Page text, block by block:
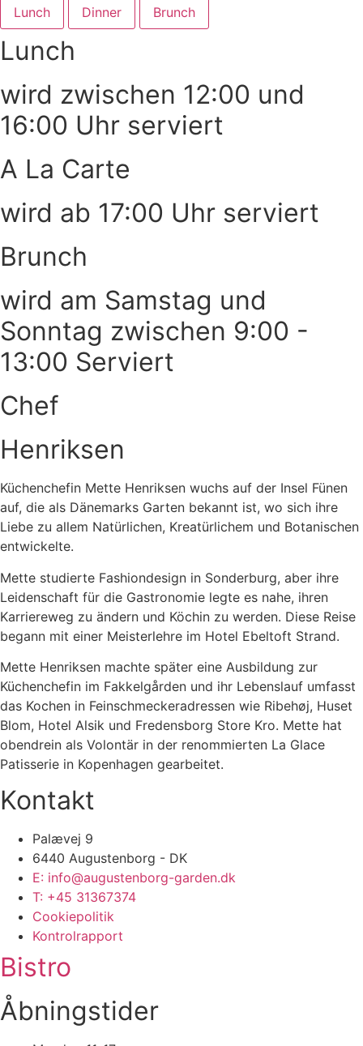
Lunch
Dinner Brunch
Lunch
wird zwischen 12:00 und
16:00 Uhr serviert
A La Carte
wird ab 17:00 Uhr serviert
Brunch
wird am Samstag und
Sonntag zwischen 9:00 -
13:00 Serviert
Chef
Henriksen
Küchenchefin Mette Henriksen wuchs auf der Insel Fünen
auf, die als Dänemarks Garten bekannt ist, wo sich ihre
Liebe zu allem Natürlichen, Kreatürlichem und Botanischen
entwickelte.
Mette studierte Fashiondesign in Sonderburg, aber ihre
Leidenschaft für die Gastronomie legte es nahe, ihren
Karriereweg zu ändern und Köchin zu werden. Diese Reise
begann mit einer Meisterlehre im Hotel Ebeltoft Strand.
Mette Henriksen machte später eine Ausbildung zur
Küchenchefin im Fakkelgården und ihr Lebenslauf umfasst
das Kochen in Feinschmeckeradressen wie Ribehøj, Huset
Blom, Hotel Alsik und Fredensborg Store Kro. Mette hat
obendrein als Volontär in der renommierten La Glace
Patisserie in Kopenhagen gearbeitet.
Kontakt
Palævej 9
6440 Augustenborg - DK
E: info@augustenborg-garden.dk
T: +45 31367374
Cookiepolitik
Kontrolrapport
Bistro
Åbningstider